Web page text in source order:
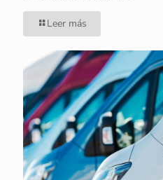
Leer más